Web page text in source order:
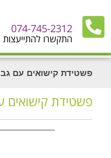
074-745-2312
התקשרו להתייעצות
פשטידת קישואים עם
פשטידת קישואים